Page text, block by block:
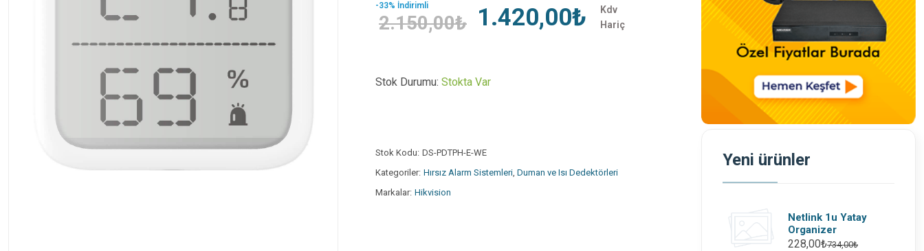
-33% İndirimli
2.150,00₺ 1.420,00₺
Kdv
Hariç
Stok Durumu: Stokta Var
Stok Kodu: DS-PDTPH-E-WE
Kategoriler: Hırsız Alarm Sistemleri, Duman ve Isı Dedektörleri
Markalar: Hikvision
Yeni ürünler
Netlink 1u Yatay
Organizer
228,00₺734,00₺